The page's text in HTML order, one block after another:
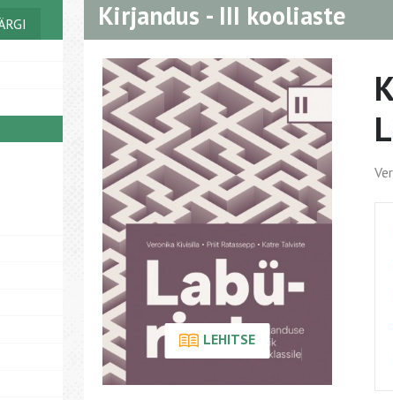
Kirjandus - III kooliaste
LEHITSE